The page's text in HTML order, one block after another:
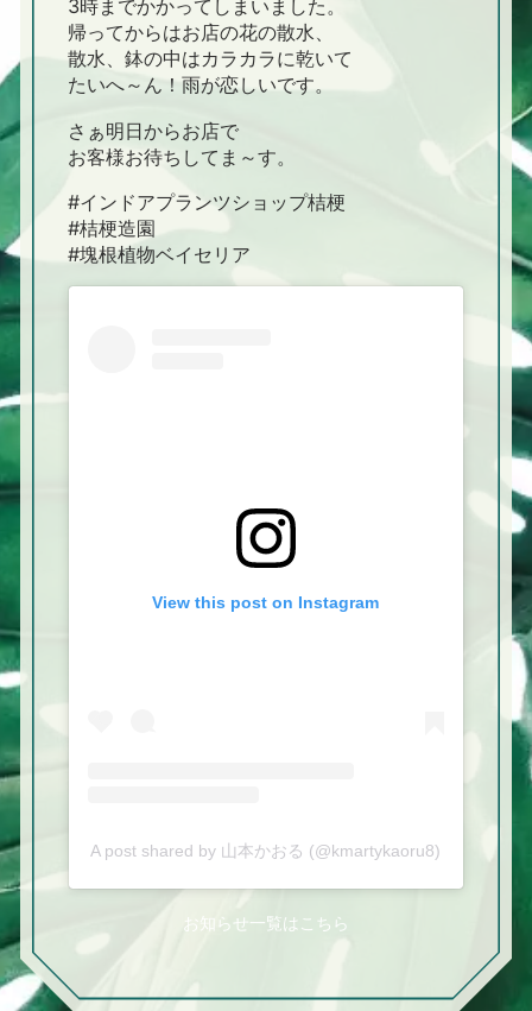
3時までかかってしまいました。
帰ってからはお店の花の散水、
散水、鉢の中はカラカラに乾いて
たいへ～ん！雨が恋しいです。
さぁ明日からお店で
お客様お待ちしてま～す。
#インドアプランツショップ桔梗
#桔梗造園
#塊根植物ベイセリア
View this post on Instagram
A post shared by 山本かおる (@kmartykaoru8)
お知らせ一覧はこちら